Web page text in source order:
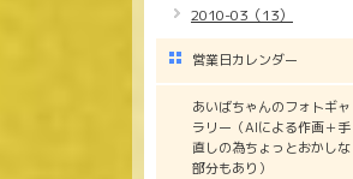
2010-03（13）
営業日カレンダー
あいばちゃんのフォトギャ
ラリー（AIによる作画＋手
直しの為ちょっとおかしな
部分もあり）